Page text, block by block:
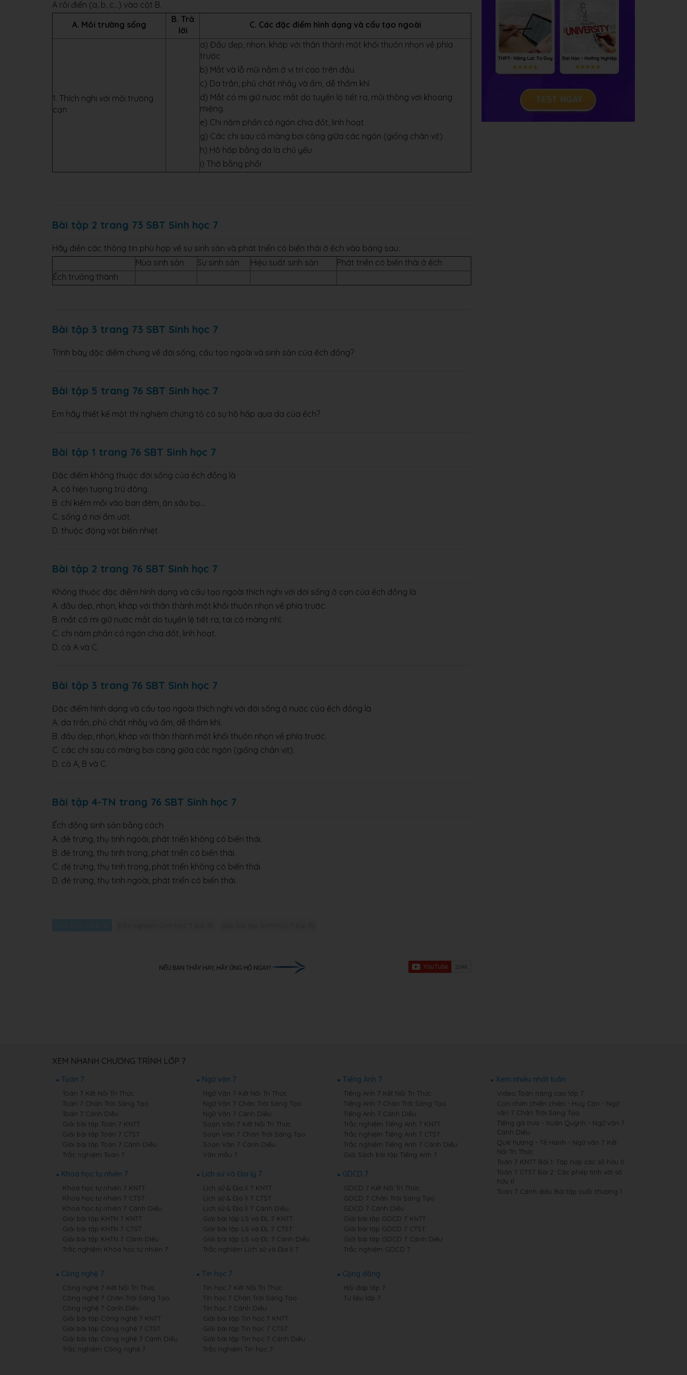
A rồi điển (a, b, c...) vào cột B.
A. Môi trường sống
B. Trả
lời
C. Các đặc điểm hình dạng và cấu tạo ngoài
1. Thích nghi với môi trường
cạn
a) Đầu dẹp, nhọn, khớp với thân thành một khối thuôn nhọn về phía
trước
b) Mắt và lỗ mũi nằm ở vị trí cao trên đầu.
c) Da trần, phủ chất nhầy và ẩm, dễ thấm khí
d) Mắt có mi giữ nước mắt do tuyến lộ tiết ra, mũi thông với khoang
miệng.
e) Chi năm phần có ngón chia đốt, linh hoạt
g) Các chi sau có màng bơi căng giữa các ngón (giống chân vịt)
h) Hô hấp bằng da là chủ yếu
i) Thở bằng phổi
Bài tập 2 trang 73 SBT Sinh học 7
Hãy điền các thông tin phù hợp về sự sinh sản và phát triển có biến thái ở ếch vào bảng sau:
Mùa sinh sản
Sự sinh sản Hiệu suất sinh sản
Phát triển có biến thái ở ếch
Ếch trưởng thành
Bài tập 3 trang 73 SBT Sinh học 7
Trình bày đặc điểm chung về đời sống, cấu tạo ngoài và sinh sản của ếch đồng?
Bài tập 5 trang 76 SBT Sinh học 7
Em hãy thiết kế một thí nghiệm chứng tỏ có sự hô hấp qua da của ếch?
Bài tập 1 trang 76 SBT Sinh học 7
Đặc điểm không thuộc đời sống của ếch đồng là
A. có hiện tượng trú đông.
B. chỉ kiếm mồi vào ban đêm, ăn sâu bọ...
C. sống ở nơi ẩm ướt.
D. thuộc động vật biến nhiệt.
Bài tập 2 trang 76 SBT Sinh học 7
Không thuộc đặc điểm hình dạng và cấu tạo ngoài thích nghi với đời sống ở cạn của ếch đồng là
A. đầu dẹp, nhọn, khớp với thân thành một khối thuôn nhọn về phía trước.
B. mắt có mi giữ nước mắt do tuyến lệ tiết ra, tai có màng nhĩ.
C. chi năm phần có ngón chia đốt, linh hoạt.
D. cả A và C.
Bài tập 3 trang 76 SBT Sinh học 7
Đặc điểm hình dạng và cấu tạo ngoài thích nghi với đời sống ở nước của ếch đồng là
A. da trần, phủ chất nhầy và ẩm, dễ thấm khí.
B. đầu dẹp, nhọn, khớp với thân thành một khối thuôn nhọn về phía trước.
C. các chi sau có màng bơi căng giữa các ngón (giống chân vịt).
D. cả A, B và C.
Bài tập 4-TN trang 76 SBT Sinh học 7
Ếch đồng sinh sản bằng cách
A. đẻ trứng, thụ tinh ngoài, phát triển không có biến thái.
B. đẻ trứng, thụ tinh trong, phát triển có biến thái.
C. đẻ trứng, thụ tinh trong, phát triển không có biến thái.
D. đẻ trứng, thụ tinh ngoài, phát triển có biến thái.
XEM NHANH CHƯƠNG TRÌNH LỚP 7
Toán 7
Toán 7 Kết Nối Tri Thức
Toán 7 Chân Trời Sáng Tạo
Toán 7 Cánh Diều
Giải bài tập Toán 7 KNTT
Giải bài tập Toán 7 CTST
Giải bài tập Toán 7 Cánh Diều
Trắc nghiệm Toán 7
Ngữ văn 7
Ngữ Văn 7 Kết Nối Tri Thức
Ngữ Văn 7 Chân Trời Sáng Tạo
Ngữ Văn 7 Cánh Diều
Soạn Văn 7 Kết Nối Tri Thức
Soạn Văn 7 Chân Trời Sáng Tạo
Soạn Văn 7 Cánh Diều
Văn mẫu 7
Tiếng Anh 7
Tiếng Anh 7 Kết Nối Tri Thức
Tiếng Anh 7 Chân Trời Sáng Tạo
Tiếng Anh 7 Cánh Diều
Trắc nghiệm Tiếng Anh 7 KNTT
Trắc nghiệm Tiếng Anh 7 CTST
Trắc nghiệm Tiếng Anh 7 Cánh Diều
Giải Sách bài tập Tiếng Anh 7
Khoa học tự nhiên 7
Khoa học tự nhiên 7 KNTT
Khoa học tự nhiên 7 CTST
Khoa học tự nhiên 7 Cánh Diều
Giải bài tập KHTN 7 KNTT
Giải bài tập KHTN 7 CTST
Giải bài tập KHTN 7 Cánh Diều
Trắc nghiệm Khoa học tự nhiên 7
Lịch sử và Địa lý 7
Lịch sử & Địa lí 7 KNTT
Lịch sử & Địa lí 7 CTST
Lịch sử & Địa lí 7 Cánh Diều
Giải bài tập LS và ĐL 7 KNTT
Giải bài tập LS và ĐL 7 CTST
Giải bài tập LS và ĐL 7 Cánh Diều
Trắc nghiệm Lịch sử và Địa lí 7
GDCD 7
GDCD 7 Kết Nối Tri Thức
GDCD 7 Chân Trời Sáng Tạo
GDCD 7 Cánh Diều
Giải bài tập GDCD 7 KNTT
Giải bài tập GDCD 7 CTST
Giải bài tập GDCD 7 Cánh Diều
Trắc nghiệm GDCD 7
Công nghệ 7
Công nghệ 7 Kết Nối Tri Thức
Công nghệ 7 Chân Trời Sáng Tạo
Công nghệ 7 Cánh Diều
Giải bài tập Công nghệ 7 KNTT
Giải bài tập Công nghệ 7 CTST
Giải bài tập Công nghệ 7 Cánh Diều
Trắc nghiệm Công nghệ 7
Tin học 7
Tin học 7 Kết Nối Tri Thức
Tin học 7 Chân Trời Sáng Tạo
Tin học 7 Cánh Diều
Giải bài tập Tin học 7 KNTT
Giải bài tập Tin học 7 CTST
Giải bài tập Tin học 7 Cánh Diều
Trắc nghiệm Tin học 7
Cộng đồng
Hỏi đáp lớp 7
Tư liệu lớp 7
Xem nhiều nhất tuần
Video Toán nâng cao lớp 7
Con chim chiền chiện - Huy Cận - Ngữ
văn 7 Chân Trời Sáng Tạo
Tiếng gà trưa - Xuân Quỳnh - Ngữ văn 7
Cánh Diều
Quê hương - Tế Hanh - Ngữ văn 7 Kết
Nối Tri Thức
Toán 7 KNTT Bài 1: Tập hợp các số hữu tỉ
Toán 7 CTST Bài 2: Các phép tính với số
hữu tỉ
Toán 7 Cánh diều Bài tập cuối chương 1